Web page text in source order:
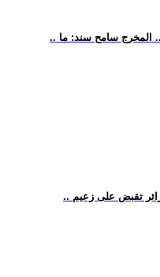
المخرج سامح سند: ما
تقبض على زعيم